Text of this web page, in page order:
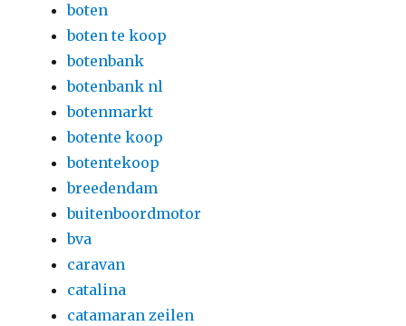
boten
boten te koop
botenbank
botenbank nl
botenmarkt
botente koop
botentekoop
breedendam
buitenboordmotor
bva
caravan
catalina
catamaran zeilen